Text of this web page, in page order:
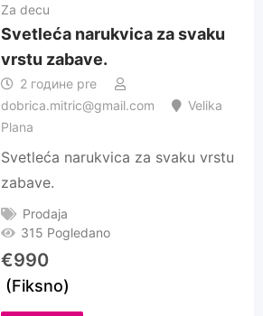
Za decu
Svetleća narukvica za svaku
vrstu zabave.
2 године pre
dobrica.mitric@gmail.com
Velika
Plana
Svetleća narukvica za svaku vrstu
zabave.
Prodaja
315 Pogledano
€990
(Fiksno)